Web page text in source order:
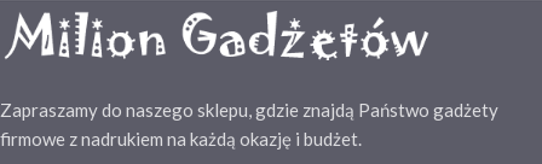
Zapraszamy do naszego sklepu, gdzie znajdą Państwo gadżety
firmowe z nadrukiem na każdą okazję i budżet.